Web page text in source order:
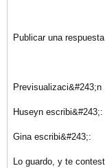
Publicar una respuesta
Previsualizaci&#243;n
Huseyn escribi&#243;:
Gina escribi&#243;:
Lo guardo, y te